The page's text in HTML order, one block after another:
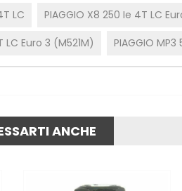
LC
PIAGGIO X8 250 Ie 4T LC
LC Euro 3 (M521M)
PIAGGIO MP3
ANCHE